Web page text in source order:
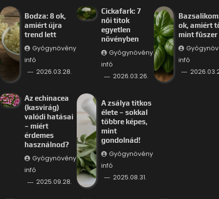
Bodza: 8 ok,
amiért újra
trend lett
Gyógynövény
infó
2026.03.28.
Cickafark: 7
női titok
egyetlen
növényben
Gyógynövény
infó
2026.03.26.
ok, amiért
mint fűszer
infó
Az echinacea
(kasvirág)
valódi hatásai
– miért
érdemes
használnod?
Gyógynövény
infó
2025.09.28.
A zsálya titkos
élete – sokkal
többre képes,
mint
gondolnád!
Gyógynövény
infó
2025.08.31.